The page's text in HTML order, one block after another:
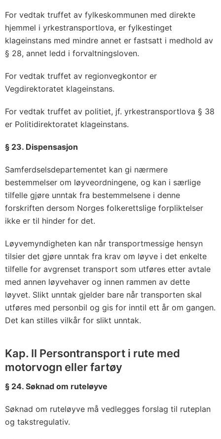
For vedtak truffet av fylkeskommunen med direkte
hjemmel i yrkestransportlova, er fylkestinget
klageinstans med mindre annet er fastsatt i medhold av
§ 28, annet ledd i forvaltningsloven.
For vedtak truffet av regionvegkontor er
Vegdirektoratet klageinstans.
For vedtak truffet av politiet, jf. yrkestransportlova § 38
er Politidirektoratet klageinstans.
§ 23. Dispensasjon
Samferdselsdepartementet kan gi nærmere
bestemmelser om løyveordningene, og kan i særlige
tilfelle gjøre unntak fra bestemmelsene i denne
forskriften dersom Norges folkerettslige forpliktelser
ikke er til hinder for det.
Løyvemyndigheten kan når transportmessige hensyn
tilsier det gjøre unntak fra krav om løyve i det enkelte
tilfelle for avgrenset transport som utføres etter avtale
med annen løyvehaver og innen rammen av dette
løyvet. Slikt unntak gjelder bare når transporten skal
utføres med personbil og gis for inntil ett år om gangen.
Det kan stilles vilkår for slikt unntak.
Kap. II Persontransport i rute med
motorvogn eller fartøy
§ 24. Søknad om ruteløyve
Søknad om ruteløyve må vedlegges forslag til ruteplan
og takstregulativ.